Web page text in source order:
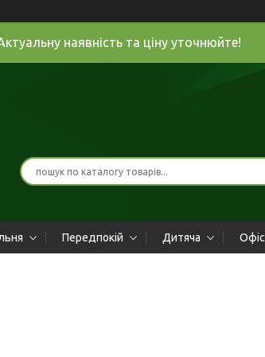
наявність та ціну уточнюйте!
Передпокій Дитяча Офіс